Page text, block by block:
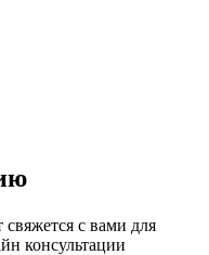
с вами для
консультации